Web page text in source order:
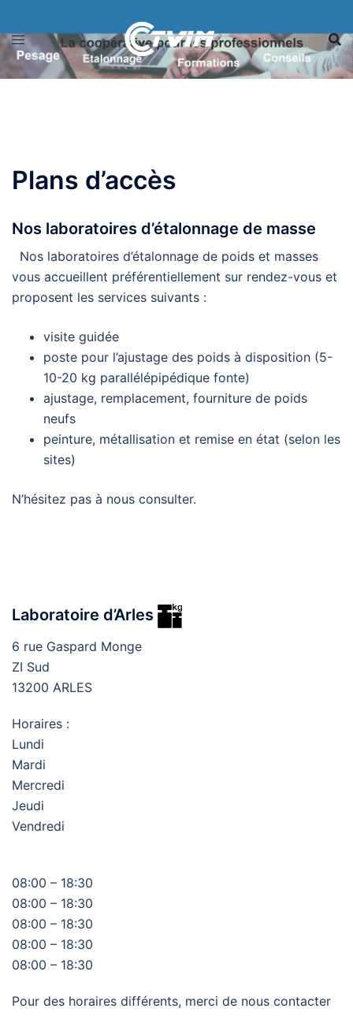
au
contenu
Plans d’accès
Nos laboratoires d’étalonnage de masse
Nos laboratoires d’étalonnage de poids et masses
vous accueillent préférentiellement sur rendez-vous et
proposent les services suivants :
visite guidée
poste pour l’ajustage des poids à disposition (5-
10-20 kg parallélépipédique fonte)
ajustage, remplacement, fourniture de poids
neufs
peinture, métallisation et remise en état (selon les
sites)
N’hésitez pas à nous consulter.​
Laboratoire d’Arles
6 rue Gaspard Monge
ZI Sud
13200 ARLES
Horaires :
Lundi
Mardi
Mercredi
Jeudi
Vendredi
08:00 – 18:30
08:00 – 18:30
08:00 – 18:30
08:00 – 18:30
08:00 – 18:30
Pour des horaires différents, merci de nous contacter